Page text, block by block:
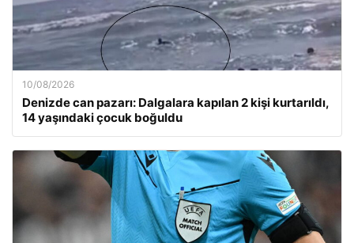
10/08/2026
Denizde can pazarı: Dalgalara kapılan 2 kişi kurtarıldı,
14 yaşındaki çocuk boğuldu